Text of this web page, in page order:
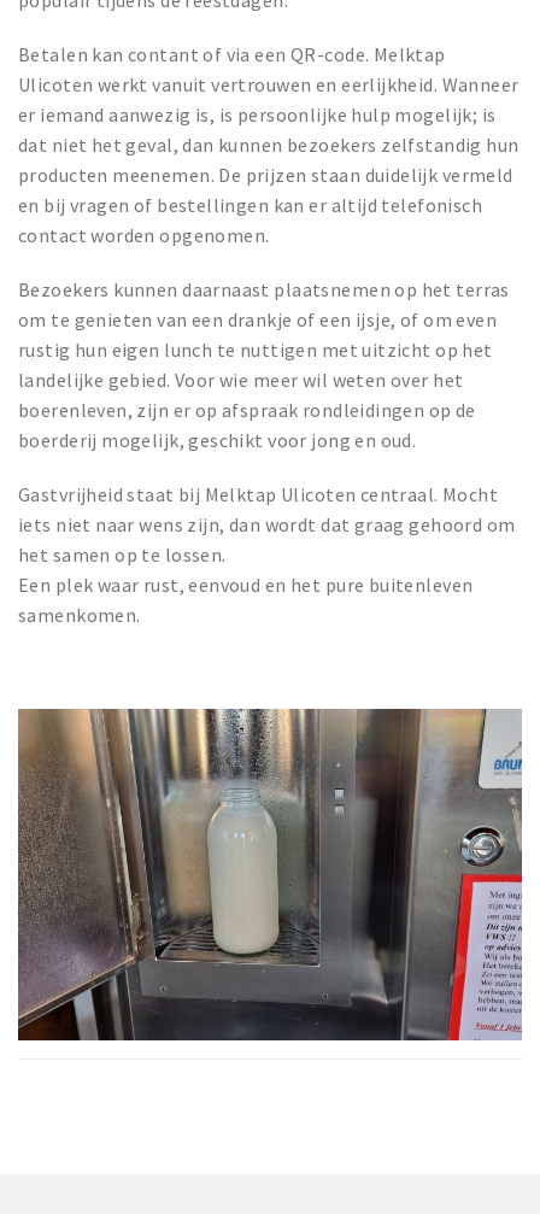
Betalen kan contant of via een QR-code. Melktap
Ulicoten werkt vanuit vertrouwen en eerlijkheid. Wanneer
er iemand aanwezig is, is persoonlijke hulp mogelijk; is
dat niet het geval, dan kunnen bezoekers zelfstandig hun
producten meenemen. De prijzen staan duidelijk vermeld
en bij vragen of bestellingen kan er altijd telefonisch
contact worden opgenomen.
Bezoekers kunnen daarnaast plaatsnemen op het terras
om te genieten van een drankje of een ijsje, of om even
rustig hun eigen lunch te nuttigen met uitzicht op het
landelijke gebied. Voor wie meer wil weten over het
boerenleven, zijn er op afspraak rondleidingen op de
boerderij mogelijk, geschikt voor jong en oud.
Gastvrijheid staat bij Melktap Ulicoten centraal. Mocht
iets niet naar wens zijn, dan wordt dat graag gehoord om
het samen op te lossen.
Een plek waar rust, eenvoud en het pure buitenleven
samenkomen.